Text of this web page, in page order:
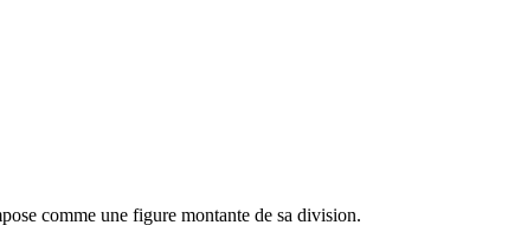
comme une figure montante de sa division.